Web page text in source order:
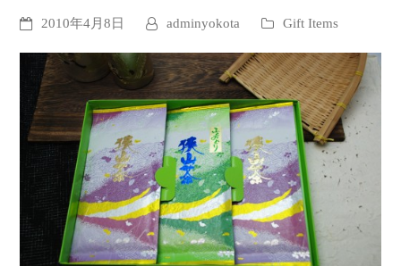
2010年4月8日 adminyokota Gift Items